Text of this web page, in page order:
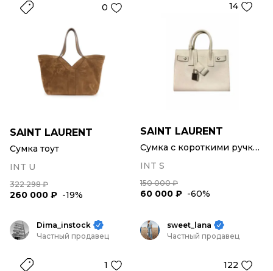
0
SAINT LAURENT
Сумка тоут
INT U
322 298 ₽
260 000 ₽ -19%
14
SAINT LAURENT
Сумка с короткими ручками
INT S
150 000 ₽
60 000 ₽ -60%
Dima_instock
Частный продавец
1
sweet_lana
Частный продавец
122